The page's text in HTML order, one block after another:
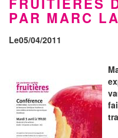
PAR MARC
Le05/04/2011